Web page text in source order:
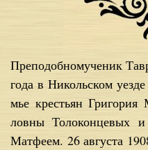
Пре­по­доб­но­му­че­ник
го­да в Ни­коль­ском
мье кре­стьян
лов­ны То­ло­кон­це­вых
Мат­фе­ем. 26 ав­гу­ста